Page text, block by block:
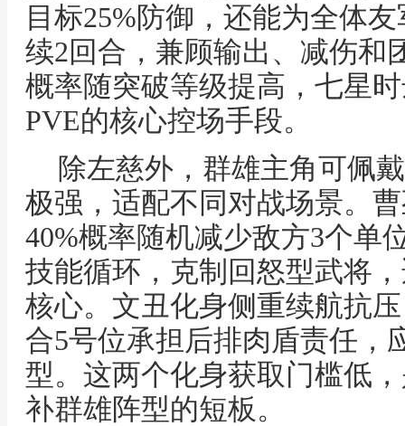
目标25%防御，还能为全体
续2回合，兼顾输出、减伤和
概率随突破等级提高，七星
PVE的核心控场手段。
除左慈外，群雄主角可佩
极强，适配不同对战场景。
40%概率随机减少敌方3个单
技能循环，克制回怒型武将
核心。文丑化身侧重续航抗
合5号位承担后排肉盾责任，
型。这两个化身获取门槛低
补群雄阵型的短板。